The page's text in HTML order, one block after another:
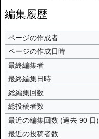
編集履歴
ページの作成者
ページの作成日時
最終編集者
最終編集日時
総編集回数
総投稿者数
最近の編集回数 (過去 90 日)
最近の投稿者数